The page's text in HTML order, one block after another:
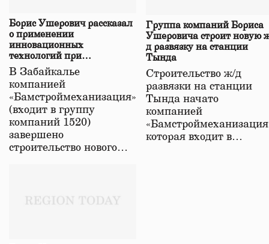
Борис Ушерович рассказал
о применении
инновационных
технологий при
строительстве нового моста
в Забайкалье
В Забайкалье
компанией
«Бамстроймеханизация»
(входит в группу
компаний 1520)
завершено
строительство нового…
Группа компаний Бориса
Ушеровича строит новую
д развязку на станции
Тында
Строительство ж/д
развязки на станции
Тында начато
компанией
которая входит в…